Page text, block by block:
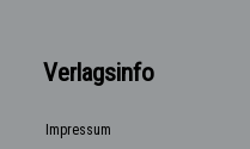
Verlagsinfo
Impressum